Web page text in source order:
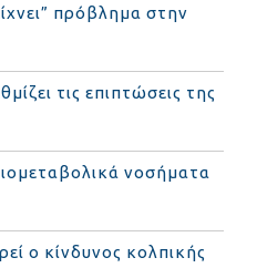
πρόβλημα στην
τις επιπτώσεις της
νοσήματα
ο κίνδυνος κολπικής